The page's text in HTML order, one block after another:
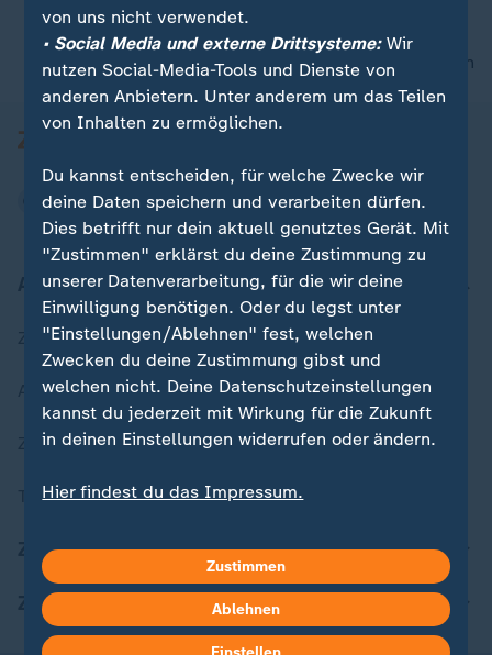
nach oben
Aktuell bei ZDFheute
Zuletzt veröffentlicht
Aktuelle Sendungs-Videos
ZDFheute Stories
Themen im Überblick
ZDFheute Update
ZDFheute Apps
von uns nicht verwendet.
• Social Media und externe Drittsysteme:Wir
nutzen Social-Media-Tools und Dienste von
anderen Anbietern. Unter anderem um das Teilen
von Inhalten zu ermöglichen.
Du kannst entscheiden, für welche Zwecke wir
deine Daten speichern und verarbeiten dürfen.
Dies betrifft nur dein aktuell genutztes Gerät. Mit
"Zustimmen" erklärst du deine Zustimmung zu
unserer Datenverarbeitung, für die wir deine
Einwilligung benötigen. Oder du legst unter
"Einstellungen/Ablehnen" fest, welchen
Zwecken du deine Zustimmung gibst und
welchen nicht. Deine Datenschutzeinstellungen
kannst du jederzeit mit Wirkung für die Zukunft
in deinen Einstellungen widerrufen oder ändern.
Hier findest du das Impressum.
Datenschutzerklärung.
Zustimmen
Ablehnen